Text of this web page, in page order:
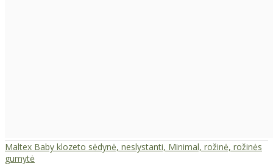
Maltex Baby klozeto sėdynė, neslystanti, Minimal, rožinė, rožinės
gumytė